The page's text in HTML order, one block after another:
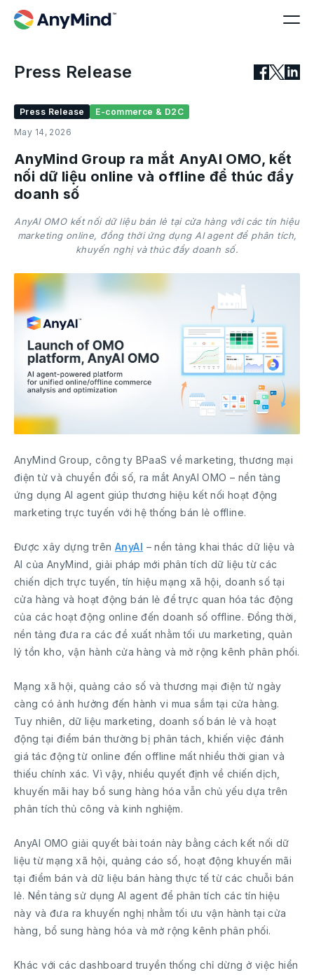
Press Release
Press Release
E-commerce & D2C
May 14, 2026
AnyMind Group ra mắt AnyAI OMO, kết
nối dữ liệu online và offline để thúc đẩy
doanh số
AnyAI OMO kết nối dữ liệu bán lẻ tại cửa hàng với các tín hiệu
marketing online, đồng thời ứng dụng AI agent để phân tích,
khuyến nghị và thúc đẩy doanh số.
AnyMind Group, công ty BPaaS về marketing, thương mại
điện tử và chuyển đổi số, ra mắt AnyAI OMO – nền tảng
ứng dụng AI agent giúp thương hiệu kết nối hoạt động
marketing trực tuyến với hệ thống bán lẻ offline.
Được xây dựng trên AnyAI – nền tảng khai thác dữ liệu và
AI của AnyMind, giải pháp mới phân tích dữ liệu từ các
chiến dịch trực tuyến, tín hiệu mạng xã hội, doanh số tại
cửa hàng và hoạt động bán lẻ để trực quan hóa tác động
của các hoạt động online đến doanh số offline. Đồng thời,
nền tảng đưa ra các đề xuất nhằm tối ưu marketing, quản
lý tồn kho, vận hành cửa hàng và mở rộng kênh phân phối.
Mạng xã hội, quảng cáo số và thương mại điện tử ngày
càng có ảnh hưởng đến hành vi mua sắm tại cửa hàng.
Tuy nhiên, dữ liệu marketing, doanh số bán lẻ và hoạt
động tại điểm bán thường bị phân tách, khiến việc đánh
giá tác động từ online đến offline mất nhiều thời gian và
thiếu chính xác. Vì vậy, nhiều quyết định về chiến dịch,
khuyến mãi hay bổ sung hàng hóa vẫn chủ yếu dựa trên
phân tích thủ công và kinh nghiệm.
AnyAI OMO giải quyết bài toán này bằng cách kết nối dữ
liệu từ mạng xã hội, quảng cáo số, hoạt động khuyến mãi
tại điểm bán và dữ liệu bán hàng thực tế từ các chuỗi bán
lẻ. Nền tảng sử dụng AI agent để phân tích các tín hiệu
này và đưa ra khuyến nghị nhằm tối ưu vận hành tại cửa
hàng, bổ sung hàng hóa và mở rộng kênh phân phối.
Khác với các dashboard truyền thống chỉ dừng ở việc hiển